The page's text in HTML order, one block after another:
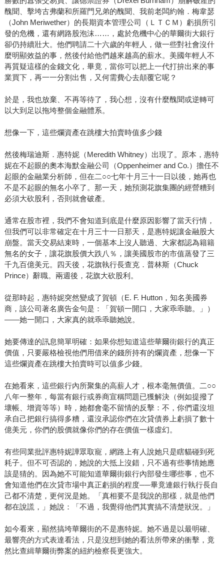
醜聞、擊垮古弗蘭和所羅門兄弟的醜聞、我前老闆約翰．梅韋瑟
（John Meriwether）的長期資本管理公司（ＬＴＣＭ）虧損所引
發的危機，還有網路股泡沫……，處於危機中心的華爾街大銀行
卻仍持續壯大。他們聘請二十六歲的年輕人，做一些對社會沒什
麼明顯效益的事，然後付給他們越來越高的薪水。美國年輕人不
再質疑這樣的金錢文化，畢竟，當你可以把上一代打拚出來的事
業買下，再一一分割出售，又何需費心去顛覆它呢？
於是，我也放棄、不再等待了，我心想，沒有什麼醜聞或逆轉可
以大到足以拖垮整個金融體系。
想像一下，這些爛資產在跳樓大拍賣時值多少錢
然後梅瑞迪斯．惠特妮（Meredith Whitney）出現了。原本，惠特
妮在不起眼的奧本海默金融公司（Oppenheimer and Co.）擔任不
起眼的金融業分析師，但在二○○七年十月三十一日以後，她再也
不是不起眼的無名小卒了。那一天，她預測花旗集團的經營糟到
必須大砍股利，否則就會破產。
通常在股市裡，我們不會知道到底是什麼原因影響了當天行情，
但我們可以非常確定在十月三十一日那天，是惠特妮讓金融股大
崩盤。當天交易結束時，一個基本上沒人聽過、大家都認為籍籍
無名的女子，讓花旗股價大跌八％，讓美國股市的市值蒸發了三
千九百億美元。四天後，花旗執行長查克．普林斯（Chuck
Prince）辭職。兩週後，花旗大砍股利。
從那時起，惠特妮突然變成了賀頓（E. F. Hutton，知名美國券
商，該公司著名廣告金句是：「賀頓一開口，大家乖乖聽。」）
——她一開口，大家真的就乖乖聽她說。
她要傳達的訊息簡單明確：如果你想知道這些華爾街銀行的真正
價值，只要嚴格檢視他們用借來的錢所持有的爛資產，想像一下
這些爛資產在跳樓大拍賣時可以值多少錢。
在她看來，這些銀行內所聚集的高薪人才，根本毫無價值。二○○
八年一整年，每當有銀行或券商宣稱問題已獲解決（例如提撥了
壞帳、增資等等）時，她都會毫不留情的反擊：不，你們還沒坦
承自己把銀行搞得多糟，還沒承認你們在次貸債券上虧損了數十
億美元，你們的股價就像你們的存在價值一樣虛幻。
有些同業批評惠特妮譁眾取寵，網路上有人說她只是瞎貓碰到死
耗子。但不可否認的，她說的大抵上沒錯，只不過有些事情她應
該是猜的。因為她不可能知道華爾街銀行內部發生哪些事，也不
會知道他們在次貸市場中真正虧損的程度──畢竟連銀行執行長自
己都不清楚，更何況是她。「真相要不是我說的那樣，就是他們
都在說謊，」她說：「不過，我覺得他們其實搞不清楚狀況。」
如今看來，顯然搞垮華爾街的不是惠特妮。她不過是以最明確、
最響亮的方式表達看法，只是沒想到她的看法所帶來的衝擊，竟
然比查緝華爾街弊案的紐約檢察長更強大。